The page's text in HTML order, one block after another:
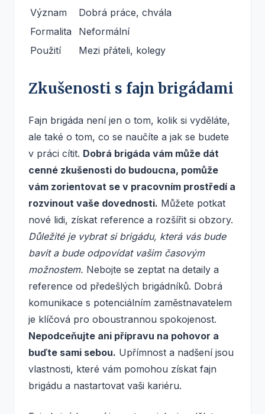
Význam
Dobrá práce, chvála
Formalita
Neformální
Použití
Mezi přáteli, kolegy
Zkušenosti s fajn brigádami
Fajn brigáda není jen o tom, kolik si vyděláte,
ale také o tom, co se naučíte a jak se budete
v práci cítit. Dobrá brigáda vám může dát
cenné zkušenosti do budoucna, pomůže
vám zorientovat se v pracovním prostředí a
rozvinout vaše dovednosti. Můžete potkat
nové lidi, získat reference a rozšířit si obzory.
Důležité je vybrat si brigádu, která vás bude
bavit a bude odpovídat vašim časovým
možnostem. Nebojte se zeptat na detaily a
reference od předešlých brigádníků. Dobrá
komunikace s potenciálním zaměstnavatelem
je klíčová pro oboustrannou spokojenost.
Nepodceňujte ani přípravu na pohovor a
buďte sami sebou. Upřímnost a nadšení jsou
vlastnosti, které vám pomohou získat fajn
brigádu a nastartovat vaši kariéru.